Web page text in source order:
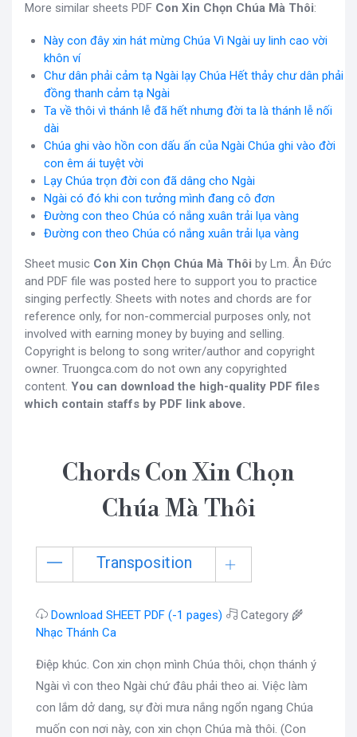
More similar sheets PDF Con Xin Chọn Chúa Mà Thôi:
Này con đây xin hát mừng Chúa Vì Ngài uy linh cao vời
khôn ví
Chư dân phải cảm tạ Ngài lạy Chúa Hết thảy chư dân phải
đồng thanh cảm tạ Ngài
Ta về thôi vì thánh lễ đã hết nhưng đời ta là thánh lễ nối
dài
Chúa ghi vào hồn con dấu ấn của Ngài Chúa ghi vào đời
con êm ái tuyệt vời
Lạy Chúa trọn đời con đã dâng cho Ngài
Ngài có đó khi con tưởng mình đang cô đơn
Đường con theo Chúa có nắng xuân trải lụa vàng
Đường con theo Chúa có nắng xuân trải lụa vàng
Sheet music Con Xin Chọn Chúa Mà Thôi by Lm. Ân Đức
and PDF file was posted here to support you to practice
singing perfectly. Sheets with notes and chords are for
reference only, for non-commercial purposes only, not
involved with earning money by buying and selling.
Copyright is belong to song writer/author and copyright
owner. Truongca.com do not own any copyrighted
content. You can download the high-quality PDF files
which contain staffs by PDF link above.
Chords Con Xin Chọn
Chúa Mà Thôi
Transposition
Download SHEET PDF (-1 pages)
Category 🌾
Nhạc Thánh Ca
Điệp khúc. Con xin chọn mình Chúa thôi, chọn thánh ý
Ngài vì con theo Ngài chứ đâu phải theo ai. Việc làm
con lắm dở dang, sự đời mưa nắng ngổn ngang Chúa
muốn con nơi này, con xin chọn Chúa mà thôi. (Con